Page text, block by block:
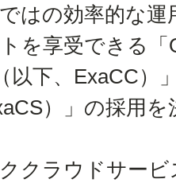
はの効率的な
を享受できる「
以下、ExaCC）
）」の採用
クラウドサー